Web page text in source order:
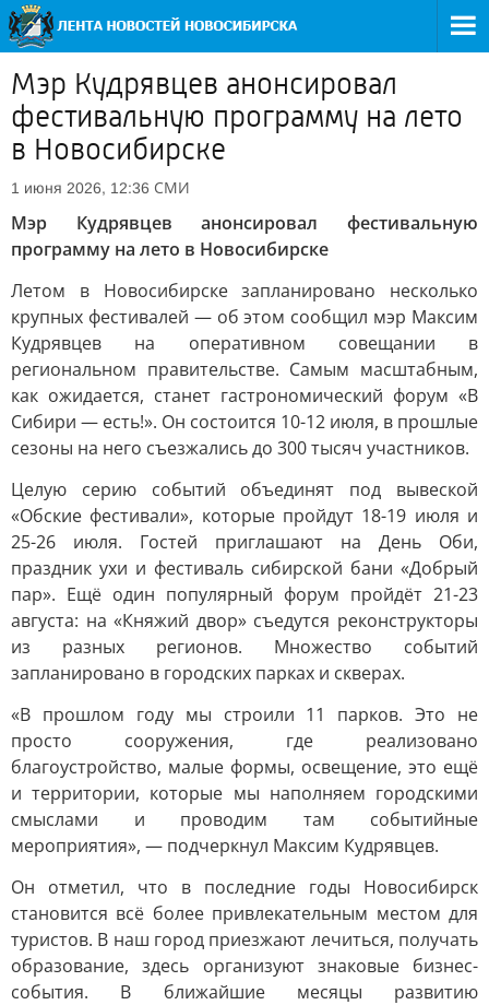
Мэр Кудрявцев анонсировал
фестивальную программу на лето
в Новосибирске
1 июня 2026, 12:36 СМИ
Мэр Кудрявцев анонсировал фестивальную
программу на лето в Новосибирске
Летом в Новосибирске запланировано несколько
крупных фестивалей — об этом сообщил мэр Максим
Кудрявцев на оперативном совещании в
региональном правительстве. Самым масштабным,
как ожидается, станет гастрономический форум «В
Сибири — есть!». Он состоится 10-12 июля, в прошлые
сезоны на него съезжались до 300 тысяч участников.
Целую серию событий объединят под вывеской
«Обские фестивали», которые пройдут 18-19 июля и
25-26 июля. Гостей приглашают на День Оби,
праздник ухи и фестиваль сибирской бани «Добрый
пар». Ещё один популярный форум пройдёт 21-23
августа: на «Княжий двор» съедутся реконструкторы
из разных регионов. Множество событий
запланировано в городских парках и скверах.
«В прошлом году мы строили 11 парков. Это не
просто сооружения, где реализовано
благоустройство, малые формы, освещение, это ещё
и территории, которые мы наполняем городскими
смыслами и проводим там событийные
мероприятия», — подчеркнул Максим Кудрявцев.
Он отметил, что в последние годы Новосибирск
становится всё более привлекательным местом для
туристов. В наш город приезжают лечиться, получать
образование, здесь организуют знаковые бизнес-
события. В ближайшие месяцы развитию